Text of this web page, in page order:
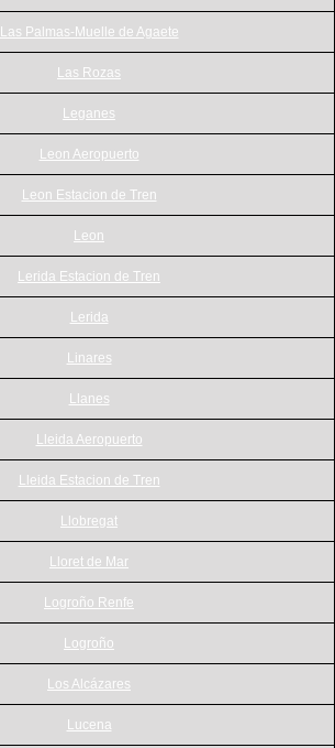
Las Palmas-Muelle de Agaete
Las Rozas
Leganes
Leon Aeropuerto
Leon Estacion de Tren
Leon
Lerida Estacion de Tren
Lerida
Linares
Llanes
Lleida Aeropuerto
Lleida Estacion de Tren
Llobregat
Lloret de Mar
Logroño Renfe
Logroño
Los Alcázares
Lucena